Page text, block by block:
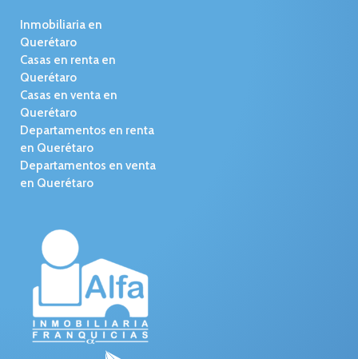
Inmobiliaria en
Querétaro
Casas en renta en
Querétaro
Casas en venta en
Querétaro
Departamentos en renta
en Querétaro
Departamentos en venta
en Querétaro